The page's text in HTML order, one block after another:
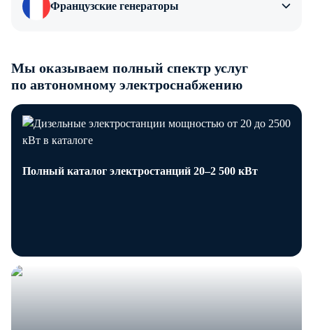
Французские генераторы
Мы оказываем полный спектр услуг
по автономному электроснабжению
Полный каталог электростанций 20–2 500 кВт